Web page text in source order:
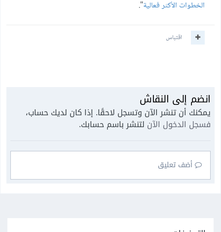
الخطوات الأكثر فعالية".
اقتباس
انضم إلى النقاش
يمكنك أن تنشر الآن وتسجل لاحقًا. إذا كان لديك حساب،
فسجل الدخول الآن لتنشر باسم حسابك.
أضف تعليق